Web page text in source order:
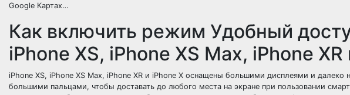
Google Картах…
Как включить режим Удобный
iPhone XS, iPhone XS Max, iPhone XR
iPhone XS, iPhone XS Max, iPhone XR и iPhone X оснащены большими дисплеями и далеко
большими пальцами, чтобы доставать до любого места на экране при пользовании